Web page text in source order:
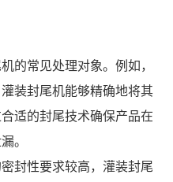
的常见处理对象。例如，
装封尾机能够精确地将其
适的封尾技术确保产品在
。
封性要求较高，灌装封尾